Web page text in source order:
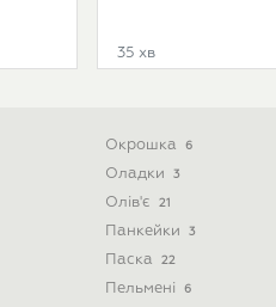
35 хв
Окрошка 6
Оладки 3
Олів'є 21
Панкейки 3
Паска 22
Пельмені 6